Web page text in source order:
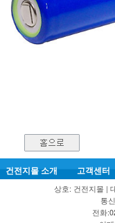
건전지몰 소개 고객센터
상호: 건전지몰 |
통
전화: